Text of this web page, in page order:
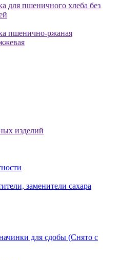
для пшеничного хлеба без
пшенично-ржаная
изделий
заменители сахара
для сдобы (Снято с